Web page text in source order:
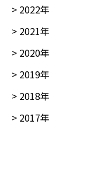
> 2022年
> 2021年
> 2020年
> 2019年
> 2018年
> 2017年